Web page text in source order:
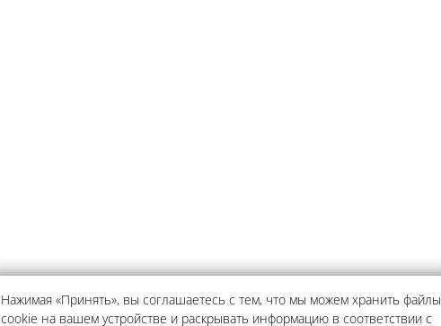
Нажимая «Принять», вы соглашаетесь с тем, что мы можем хранить файлы
cookie на вашем устройстве и раскрывать информацию в соответствии с